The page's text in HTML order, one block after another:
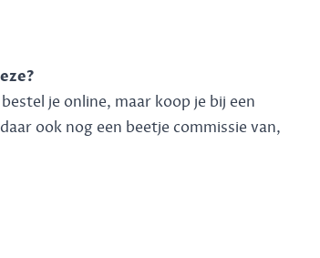
je online, maar koop je bij een
ook nog een beetje commissie van,